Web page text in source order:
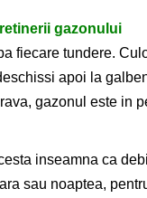
gazonului
fiecare tundere.
apoi la
gazonul este in
inseamna ca
sau noaptea,